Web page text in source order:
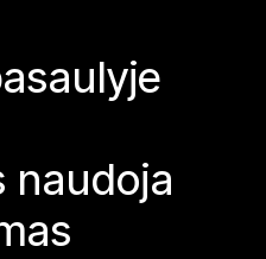
naudoja